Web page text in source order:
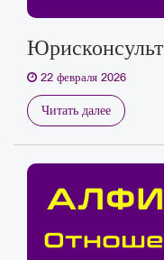
Юрисконсульт
22 февраля 2026
Читать далее